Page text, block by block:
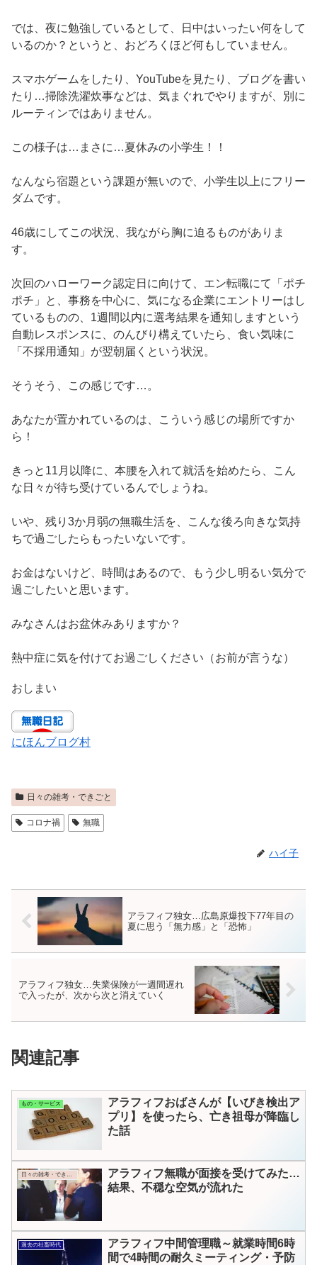
では、夜に勉強しているとして、日中はいったい何をして
いるのか？というと、おどろくほど何もしていません。
スマホゲームをしたり、YouTubeを見たり、ブログを書い
たり…掃除洗濯炊事などは、気まぐれでやりますが、別に
ルーティンではありません。
この様子は…まさに…夏休みの小学生！！
なんなら宿題という課題が無いので、小学生以上にフリー
ダムです。
46歳にしてこの状況、我ながら胸に迫るものがありま
す。
次回のハローワーク認定日に向けて、エン転職にて「ポチ
ポチ」と、事務を中心に、気になる企業にエントリーはし
ているものの、1週間以内に選考結果を通知しますという
自動レスポンスに、のんびり構えていたら、食い気味に
「不採用通知」が翌朝届くという状況。
そうそう、この感じです…。
あなたが置かれているのは、こういう感じの場所ですか
ら！
きっと11月以降に、本腰を入れて就活を始めたら、こん
な日々が待ち受けているんでしょうね。
いや、残り3か月弱の無職生活を、こんな後ろ向きな気持
ちで過ごしたらもったいないです。
お金はないけど、時間はあるので、もう少し明るい気分で
過ごしたいと思います。
みなさんはお盆休みありますか？
熱中症に気を付けてお過ごしください（お前が言うな）
おしまい
にほんブログ村
日々の雑考・できごと
コロナ禍 無職
ハイ子
アラフィフ独女…広島原爆投下77年目の
夏に思う「無力感」と「恐怖」
アラフィフ独女…失業保険が一週間遅れ
で入ったが、次から次と消えていく
関連記事
もの・サービス
アラフィフおばさんが【いびき検出ア
プリ】を使ったら、亡き祖母が降臨し
た話
アラフィフ無職が面接を受けてみた…
結果、不穏な空気が流れた
過去の社畜時代
アラフィフ中間管理職～就業時間6時
間で4時間の耐久ミーティング・予防